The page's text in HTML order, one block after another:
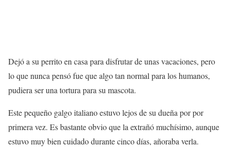
Dejó a su perrito en casa para disfrutar de unas vacaciones, pero
lo que nunca pensó fue que algo tan normal para los humanos,
pudiera ser una tortura para su mascota.
Este pequeño galgo italiano estuvo lejos de su dueña por por
primera vez. Es bastante obvio que la extrañó muchísimo, aunque
estuvo muy bien cuidado durante cinco días, añoraba verla.